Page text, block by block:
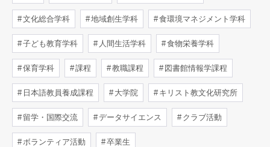
文化総合学科 地域創生学科 食環境マネジメント学科
子ども教育学科 人間生活学科 食物栄養学科
保育学科 課程 教職課程 図書館情報学課程
日本語教員養成課程 大学院 キリスト教文化研究所
留学・国際交流 データサイエンス クラブ活動
ボランティア活動 卒業生